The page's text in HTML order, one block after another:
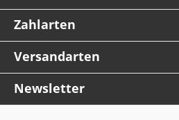
Zahlarten
Versandarten
Newsletter